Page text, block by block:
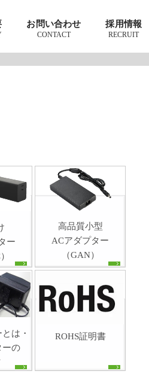
お問い合わせ
CONTACT
採用情報
RECRUIT
ー
高品質小型
ACアダプター
（GAN）
は・
ーの
ROHS証明書